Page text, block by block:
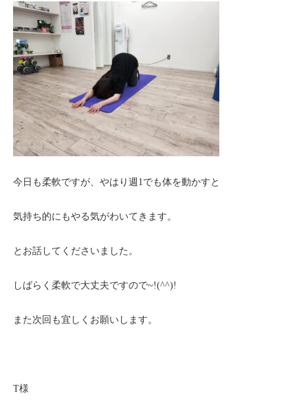
今日も柔軟ですが、やはり週1でも体を動かすと
気持ち的にもやる気がわいてきます。
とお話してくださいました。
しばらく柔軟で大丈夫ですので~!(^^)!
また次回も宜しくお願いします。
T様